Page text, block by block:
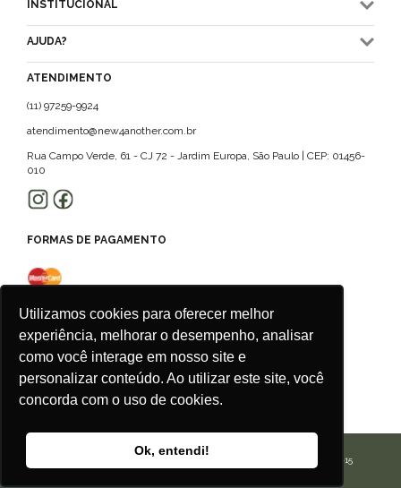
Utilizamos cookies para oferecer melhor
experiência, melhorar o desempenho, analisar
como você interage em nosso site e
personalizar conteúdo. Ao utilizar este site, você
concorda com o uso de cookies.
Ok, entendi!
INSTITUCIONAL
AJUDA?
ATENDIMENTO
(11) 97259-9924
atendimento@new4another.com.br
Rua Campo Verde, 61 - CJ 72 - Jardim Europa, São Paulo | CEP: 01456-
010
FORMAS DE PAGAMENTO
CALU ROUPAS ACESSORIOS E SERVICOS LTDA | CNPJ: 42.506.175/0001-15